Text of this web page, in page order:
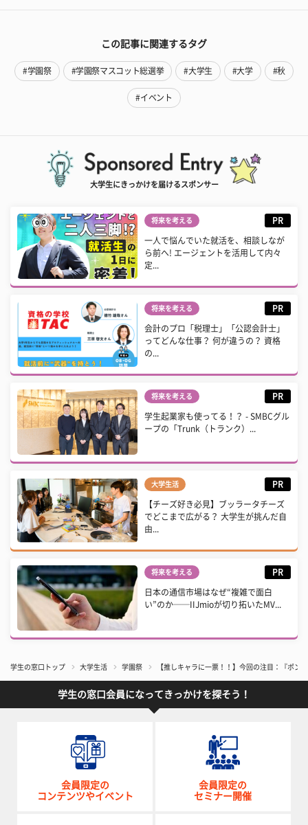
この記事に関連するタグ
#学園祭 #学園祭マスコット総選挙 #大学生 #大学 #秋
#イベント
大学生にきっかけを届けるスポンサー
将来を考える PR
一人で悩んでいた就活を、相談しなが
ら前へ! エージェントを活用して内々
定...
将来を考える PR
会計のプロ「税理士」「公認会計士」
ってどんな仕事？ 何が違うの？ 資格
の...
将来を考える PR
学生起業家も使ってる！？ - SMBCグル
ープの「Trunk（トランク）...
大学生活 PR
【チーズ好き必見】ブッラータチーズ
でどこまで広がる？ 大学生が挑んだ自
由...
将来を考える PR
日本の通信市場はなぜ“複雑で面白
い”のか──IIJmioが切り拓いたMV...
学生の窓口トップ 大学生活 学園祭 【推しキャラに一票！！】今回の注目：『ポン
学生の窓口会員になってきっかけを探そう！
会員限定の
コンテンツやイベント
会員限定の
セミナー開催